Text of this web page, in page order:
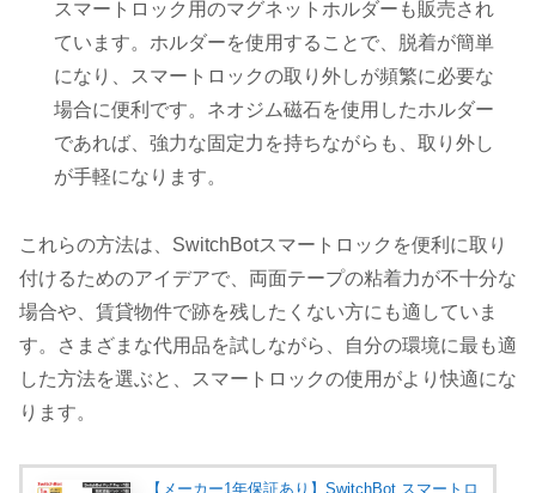
スマートロック用のマグネットホルダーも販売され
ています。ホルダーを使用することで、脱着が簡単
になり、スマートロックの取り外しが頻繁に必要な
場合に便利です。ネオジム磁石を使用したホルダー
であれば、強力な固定力を持ちながらも、取り外し
が手軽になります。
これらの方法は、SwitchBotスマートロックを便利に取り
付けるためのアイデアで、両面テープの粘着力が不十分な
場合や、賃貸物件で跡を残したくない方にも適していま
す。さまざまな代用品を試しながら、自分の環境に最も適
した方法を選ぶと、スマートロックの使用がより快適にな
ります。
【メーカー1年保証あり】SwitchBot スマートロ